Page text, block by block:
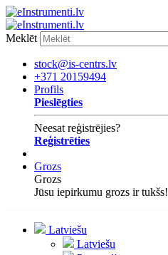
Meklēt
stock@is-centrs.lv
+371 20159494
Profils
Pieslēgties
Neesat reģistrējies?
Reģistrēties
Grozs
Grozs
Jūsu iepirkumu grozs ir tukšs!
Latviešu
Latviešu